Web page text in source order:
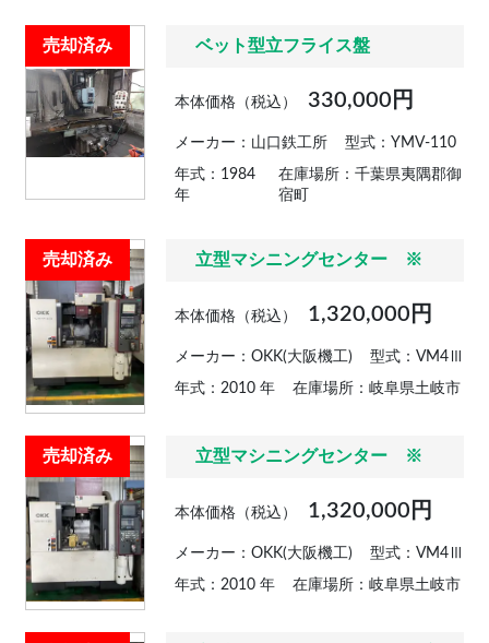
売却済み ベット型立フライス盤
本体価格（税込） 330,000円
メーカー：山口鉄工所 型式：YMV-110
年式：1984
年
在庫場所：千葉県夷隅郡御
宿町
売却済み 立型マシニングセンター ※
本体価格（税込） 1,320,000円
メーカー：OKK(大阪機工) 型式：VM4Ⅲ
年式：2010 年 在庫場所：岐阜県土岐市
売却済み 立型マシニングセンター ※
本体価格（税込） 1,320,000円
メーカー：OKK(大阪機工) 型式：VM4Ⅲ
年式：2010 年 在庫場所：岐阜県土岐市